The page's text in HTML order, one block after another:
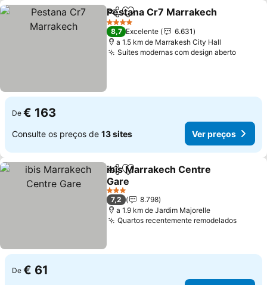
PartilharAdicionar aos favoritos
Pestana Cr7 Marrakech
4 Estrelas
8,7 Excelente
6.631
a 1.5 km de Marrakesh City Hall
Suítes modernas com design abertoVer
De € 163
Consulte os preços de 13 sites Ver preços
PartilharAdicionar aos favoritos
ibis Marrakech Centre
Gare
Ver preços
3 Estrelas
7,2
8.798
a 1.9 km de Jardim Majorelle
Quartos recentemente remodeladosVer
De € 61